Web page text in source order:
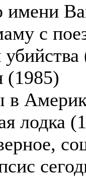
имени
с
(1985)
лодка